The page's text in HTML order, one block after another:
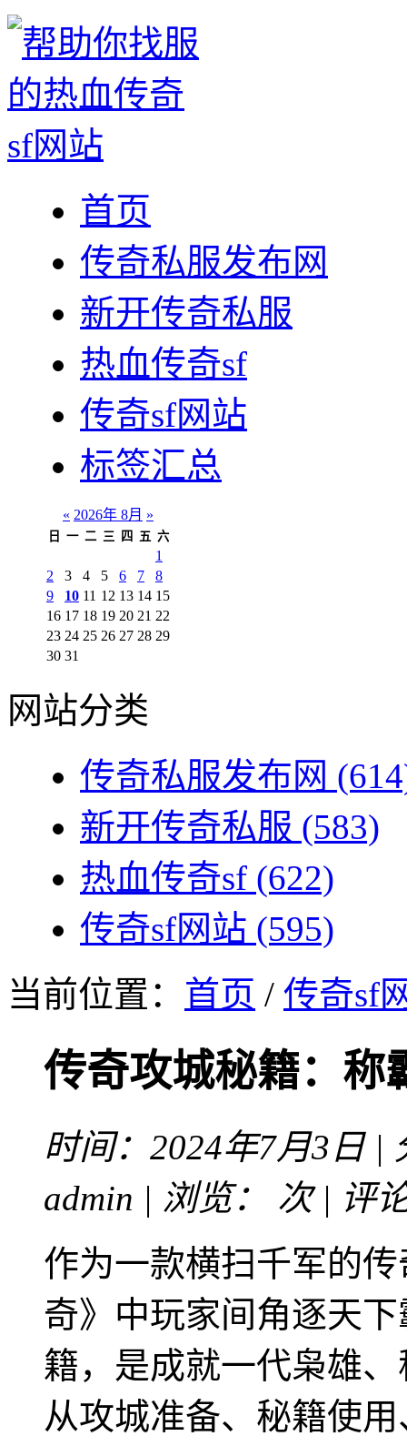
首页
传奇私服发布网
新开传奇私服
热血传奇sf
传奇sf网站
标签汇总
« 2026年 8月 »
日 一 二 三 四 五 六
1
2
3 4 5 6 7
8
9
10 11 12 13 14 15
16 17 18 19 20 21 22
23 24 25 26 27 28 29
30 31
网站分类
传奇私服发布网
新开传奇私服 (583)
热血传奇sf (622)
传奇sf网站 (595)
当前位置： 首页 / 传奇sf
传奇攻城秘籍：称
时间：2024年7月3日 |
admin | 浏览：
次 | 评
作为一款横扫千军的
奇》中玩家间角逐天
籍，是成就一代枭雄
从攻城准备、秘籍使